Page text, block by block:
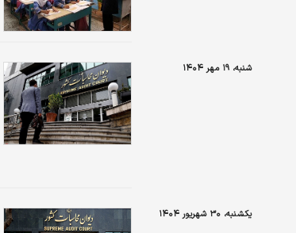
شنبه، ۱۹ مهر ۱۴۰۴
یکشنبه، ۳۰ شهریور ۱۴۰۴